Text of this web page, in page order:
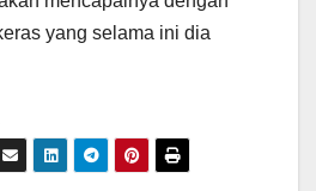
yang selama ini dia